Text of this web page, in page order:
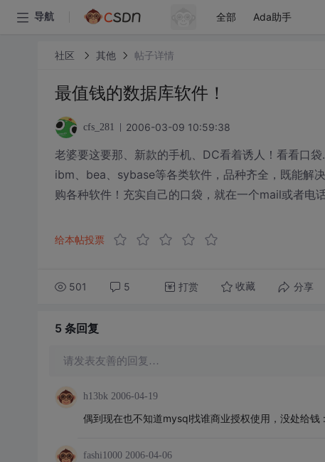
导航 全部 Ada助手
社区 其他 帖子详情
最值钱的数据库软件！
cfs_281 2006-03-09 10:59:38
老婆要这要那、新款的手机、DC看着诱人！看看口
ibm、bea、sybase等各类软件，品种齐全，既能解
购各种软件！充实自己的口袋，就在一个mail或者电
给本帖投票
501 5 打赏 收藏 分享
5 条回复
请发表友善的回复…
h13bk 2006-04-19
偶到现在也不知道mysql找谁商业授权使用，没处给钱
fashi1000 2006-04-06